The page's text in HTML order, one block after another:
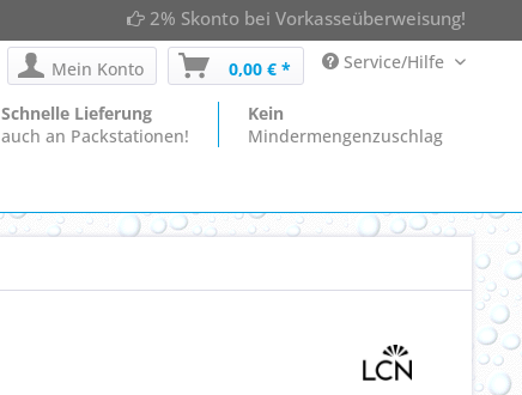
2% Skonto bei Vorkasseüberweisung!
Mein Konto 0,00 € * Service/Hilfe
Schnelle Lieferung
auch an Packstationen!
Kein
Mindermengenzuschlag